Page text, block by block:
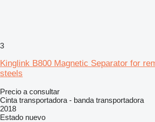
3
Kinglink B800 Magnetic Separator for
steels
Precio a consultar
Cinta transportadora - banda transportadora
2018
Estado nuevo